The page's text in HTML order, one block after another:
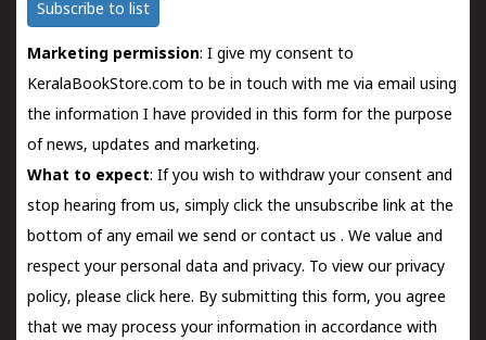
Subscribe to list
Marketing permission: I give my consent to
KeralaBookStore.com to be in touch with me via email using
the information I have provided in this form for the purpose
of news, updates and marketing.
What to expect: If you wish to withdraw your consent and
stop hearing from us, simply click the unsubscribe link at the
bottom of any email we send orcontact us . We value and
respect your personal data and privacy. To view our privacy
policy, please click here. By submitting this form, you agree
that we may process your information in accordance with